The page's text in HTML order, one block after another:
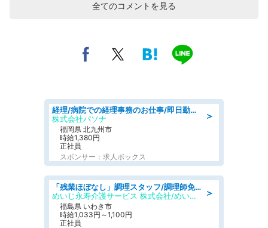
全てのコメントを見る
＞
経理/病院での経理事務のお仕事/即日勤務可/車通勤可/経理/一般事務
株式会社パソナ
福岡県 北九州市
時給1,380円
正社員
スポンサー：求人ボックス
＞
「残業ほぼなし」調理スタッフ/調理師免許必須/正職員/日勤のみ/住宅型有料老人ホーム
めいじ永寿介護サービス 株式会社/めいじ永寿介護サービスセンター
福島県 いわき市
時給1,033円～1,100円
正社員